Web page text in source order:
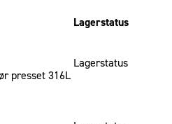
Lagerstatus
presset 316L
Lagerstatus